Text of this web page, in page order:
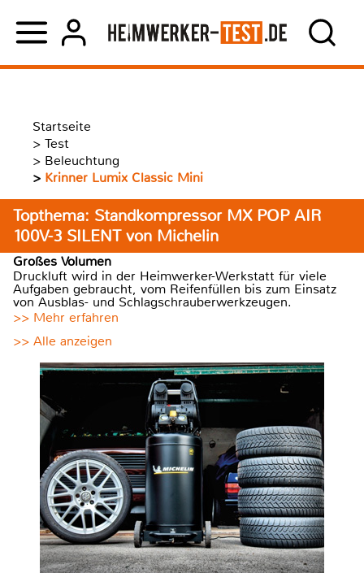
Startseite
> Test
> Beleuchtung
> Krinner Lumix Classic Mini
Topthema: Standkompressor MX POP AIR
100V-3 SILENT von Michelin
Großes Volumen
Druckluft wird in der Heimwerker-Werkstatt für viele
Aufgaben gebraucht, vom Reifenfüllen bis zum Einsatz
von Ausblas- und Schlagschrauberwerkzeugen.
>> Mehr erfahren
>> Alle anzeigen